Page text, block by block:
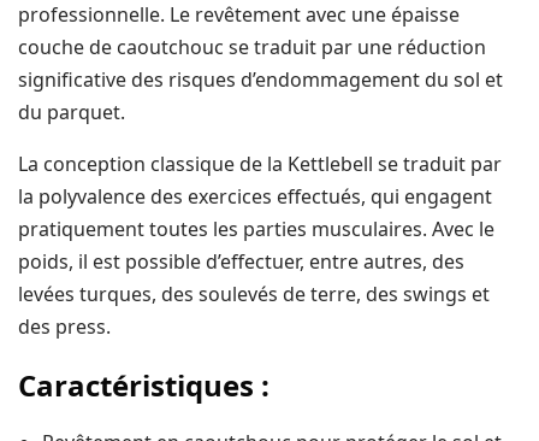
professionnelle. Le revêtement avec une épaisse
couche de caoutchouc se traduit par une réduction
significative des risques d’endommagement du sol et
du parquet.
La conception classique de la Kettlebell se traduit par
la polyvalence des exercices effectués, qui engagent
pratiquement toutes les parties musculaires. Avec le
poids, il est possible d’effectuer, entre autres, des
levées turques, des soulevés de terre, des swings et
des press.
Caractéristiques :